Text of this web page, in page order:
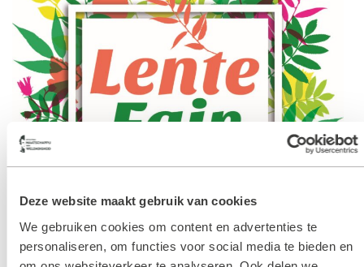
Deze website maakt gebruik van cookies
We gebruiken cookies om content en advertenties te
personaliseren, om functies voor social media te bieden en